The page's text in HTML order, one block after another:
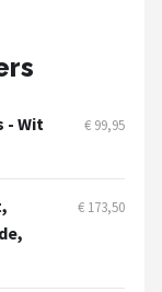
- Wit
€ 99,95
€ 173,50